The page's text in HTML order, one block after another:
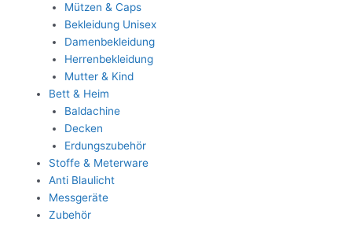
Mützen & Caps
Bekleidung Unisex
Damenbekleidung
Herrenbekleidung
Mutter & Kind
Bett & Heim
Baldachine
Decken
Erdungszubehör
Stoffe & Meterware
Anti Blaulicht
Messgeräte
Zubehör